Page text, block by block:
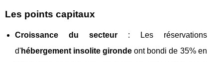
Les points capitaux
Croissance du secteur: Les réservations
d'hébergement insolite gironde ont bondi de 35% en